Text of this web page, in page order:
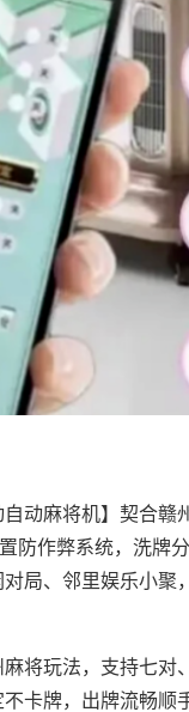
自动麻将机】契合
防作弊系统，洗牌
局、邻里娱乐小
将玩法，支持七
卡牌，出牌流畅顺